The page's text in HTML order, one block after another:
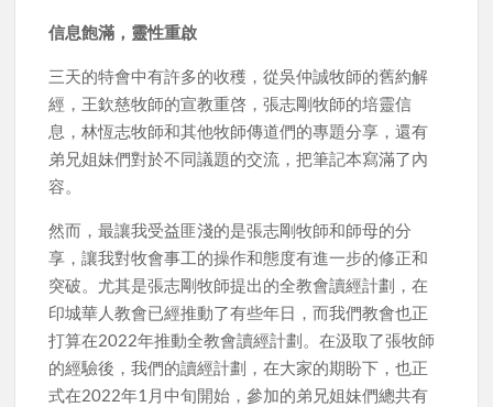
信息飽滿，靈性重啟
三天的特會中有許多的收穫，從吳仲誠牧師的舊約解
經，王欽慈牧師的宣教重啓，張志剛牧師的培靈信
息，林恆志牧師和其他牧師傳道們的專題分享，還有
弟兄姐妹們對於不同議題的交流，把筆記本寫滿了內
容。
然而，最讓我受益匪淺的是張志剛牧師和師母的分
享，讓我對牧會事工的操作和態度有進一步的修正和
突破。尤其是張志剛牧師提出的全教會讀經計劃，在
印城華人教會已經推動了有些年日，而我們教會也正
打算在2022年推動全教會讀經計劃。在汲取了張牧師
的經驗後，我們的讀經計劃，在大家的期盼下，也正
式在2022年1月中旬開始，參加的弟兄姐妹們總共有